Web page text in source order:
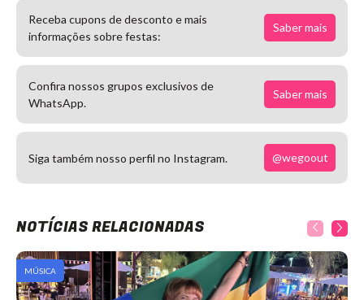
Receba cupons de desconto e mais
informações sobre festas:
Saber mais
Confira nossos grupos exclusivos de
WhatsApp.
Saber mais
Siga também nosso perfil no Instagram. @wegoout
NOTÍCIAS RELACIONADAS
MÚSICA